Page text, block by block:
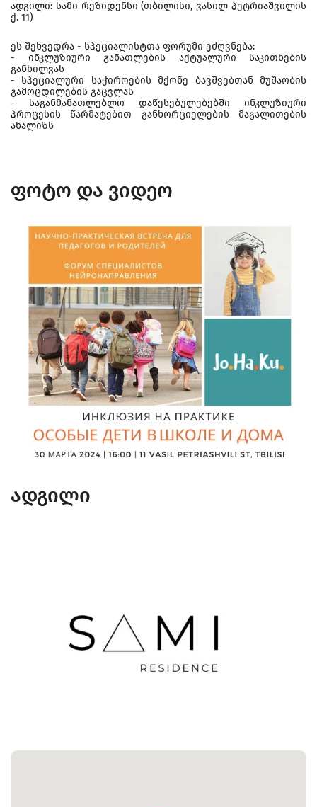
ადგილი: სამი რეზიდენსი (თბილისი, ვასილ პეტრიაშვილის
ქ. 11)
ეს შეხვედრა - სპეციალისტთა ფორუმი ეძღვნება:
- ინკლუზიური განათლების აქტუალური საკითხების
განხილვას
- სპეციალური საჭიროების მქონე ბავშვებთან მუშაობის
გამოცდილების გაცვლას
- საგანმანათლებლო დაწესებულებებში ინკლუზიური
პროცესის წარმატებით განხორციელების მაგალითების
ანალიზს
ფოტო და ვიდეო
ადგილი